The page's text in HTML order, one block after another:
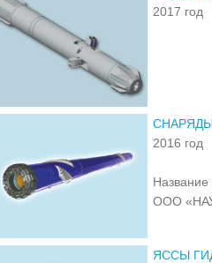
2017 год
2016 год
Название
ООО
ЯССЫ